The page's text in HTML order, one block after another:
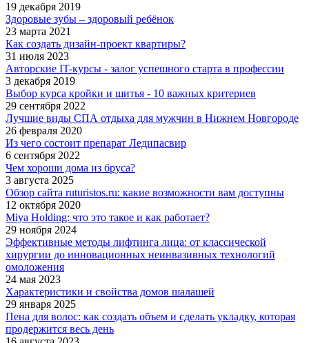
19 декабря 2019
Здоровые зубы – здоровый ребёнок
23 марта 2021
Как создать дизайн-проект квартиры?
31 июля 2023
Авторские IT-курсы - залог успешного старта в профессии
3 декабря 2019
Выбор курса кройки и шитья - 10 важных критериев
29 сентября 2022
Лучшие виды СПА отдыха для мужчин в Нижнем Новгороде
26 февраля 2020
Из чего состоит препарат Ледипасвир
6 сентября 2022
Чем хороши дома из бруса?
3 августа 2025
Обзор сайта ruturistos.ru: какие возможности вам доступны
12 октября 2020
Miya Holding: что это такое и как работает?
29 ноября 2024
Эффективные методы лифтинга лица: от классической
хирургии до инновационных неинвазивных технологий
омоложения
24 мая 2023
Характеристики и свойства домов шалашей
29 января 2025
Пена для волос: как создать объем и сделать укладку, которая
продержится весь день